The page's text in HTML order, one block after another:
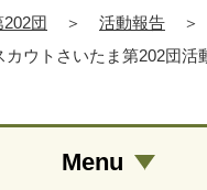
団
＞ 活動報告 ＞
カウトさいたま第202団活
Menu